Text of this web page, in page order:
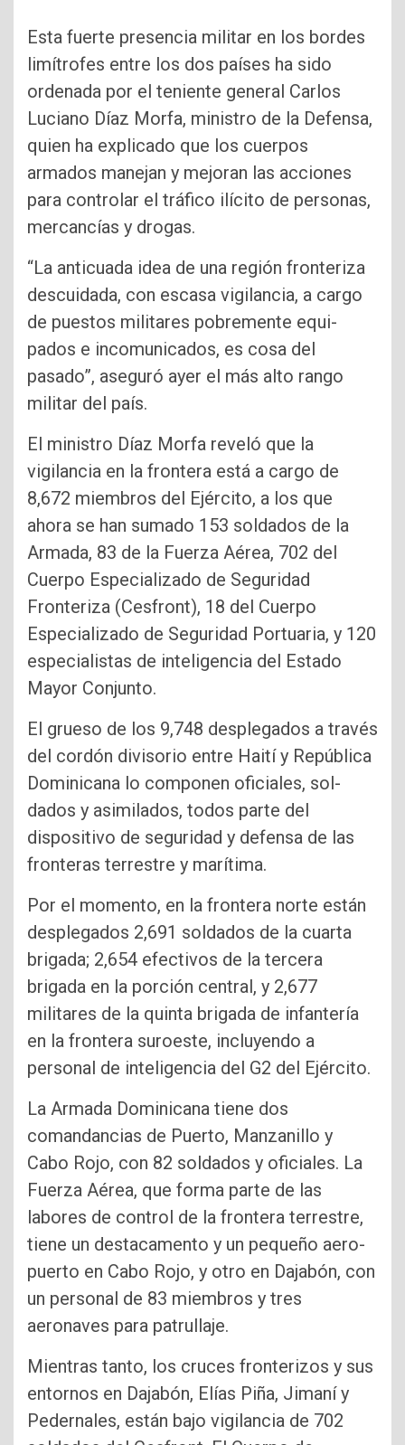
Esta fuerte presencia mi­litar en los bordes
limítrofes entre los dos países ha sido
ordenada por el teniente ge­neral Carlos
Luciano Díaz Morfa, ministro de la Defen­sa,
quien ha explicado que los cuerpos
armados mane­jan y mejoran las acciones
para controlar el tráfico ilíci­to de personas,
mercancías y drogas.
“La anticuada idea de una región fronteriza
des­cuidada, con escasa vigi­lancia, a cargo
de puestos militares pobremente equi­
pados e incomunicados, es cosa del
pasado”, aseguró ayer el más alto rango
mili­tar del país.
El ministro Díaz Morfa reveló que la
vigilancia en la frontera está a cargo de
8,672 miembros del Ejér­cito, a los que
ahora se han sumado 153 soldados de la
Armada, 83 de la Fuerza Aérea, 702 del
Cuerpo Es­pecializado de Seguridad
Fronteriza (Cesfront), 18 del Cuerpo
Especializado de Seguridad Portuaria, y 120
especialistas de inteligencia del Estado
Mayor Conjunto.
El grueso de los 9,748 desplegados a través
del cordón divisorio entre Hai­tí y República
Dominicana lo componen oficiales, sol­
dados y asimilados, todos parte del
dispositivo de se­guridad y defensa de las
fronteras terrestre y maríti­ma.
Por el momento, en la frontera norte están
desple­gados 2,691 soldados de la cuarta
brigada; 2,654 efecti­vos de la tercera
brigada en la porción central, y 2,677
militares de la quinta briga­da de infantería
en la fron­tera suroeste, incluyendo a
personal de inteligencia del G2 del Ejército.
La Armada Dominicana tiene dos
comandancias de Puerto, Manzanillo y
Cabo Rojo, con 82 soldados y ofi­ciales. La
Fuerza Aérea, que forma parte de las
labores de control de la frontera te­rrestre,
tiene un destaca­mento y un pequeño aero­
puerto en Cabo Rojo, y otro en Dajabón, con
un perso­nal de 83 miembros y tres
aeronaves para patrullaje.
Mientras tanto, los cru­ces fronterizos y sus
entor­nos en Dajabón, Elías Piña, Jimaní y
Pedernales, es­tán bajo vigilancia de 702